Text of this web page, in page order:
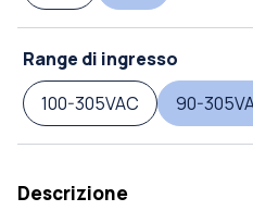
Range di ingresso
100-305VAC
90-
Descrizione